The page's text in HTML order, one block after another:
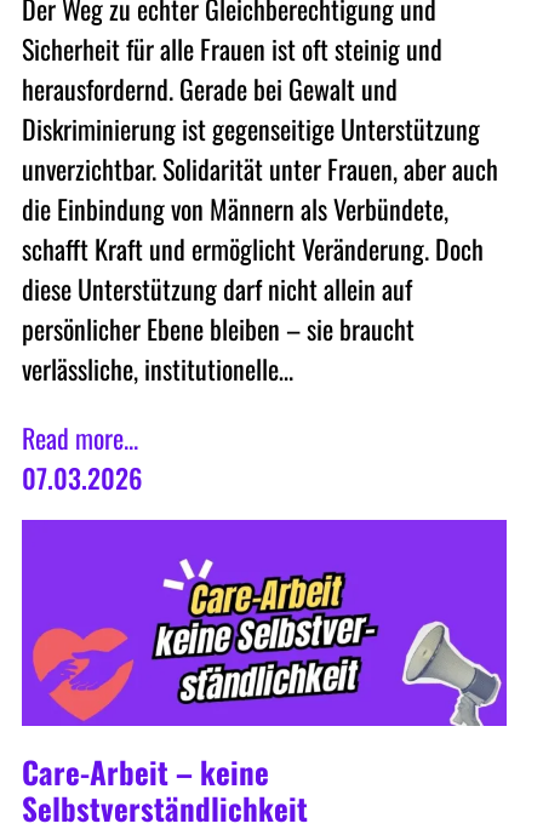
Der Weg zu echter Gleichberechtigung und
Sicherheit für alle Frauen ist oft steinig und
herausfordernd. Gerade bei Gewalt und
Diskriminierung ist gegenseitige Unterstützung
unverzichtbar. Solidarität unter Frauen, aber auch
die Einbindung von Männern als Verbündete,
schafft Kraft und ermöglicht Veränderung. Doch
diese Unterstützung darf nicht allein auf
persönlicher Ebene bleiben – sie braucht
verlässliche, institutionelle…
Read more...
07.03.2026
Care-Arbeit – keine
Selbstverständlichkeit